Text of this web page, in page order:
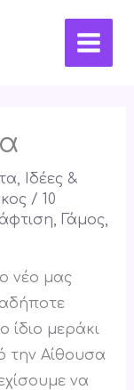
Main
,
Ιδέες &
/ 10
, Γάμος,
νέο μας
ίδιο μεράκι
την Αίθουσα
να